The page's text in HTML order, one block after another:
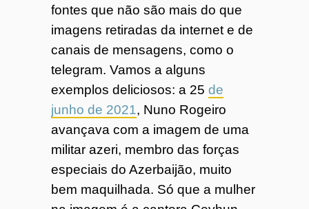
fontes que não são mais do que
imagens retiradas da internet e de
canais de mensagens, como o
telegram. Vamos a alguns
exemplos deliciosos: a 25 de
junho de 2021, Nuno Rogeiro
avançava com a imagem de uma
militar azeri, membro das forças
especiais do Azerbaijão, muito
bem maquilhada. Só que a mulher